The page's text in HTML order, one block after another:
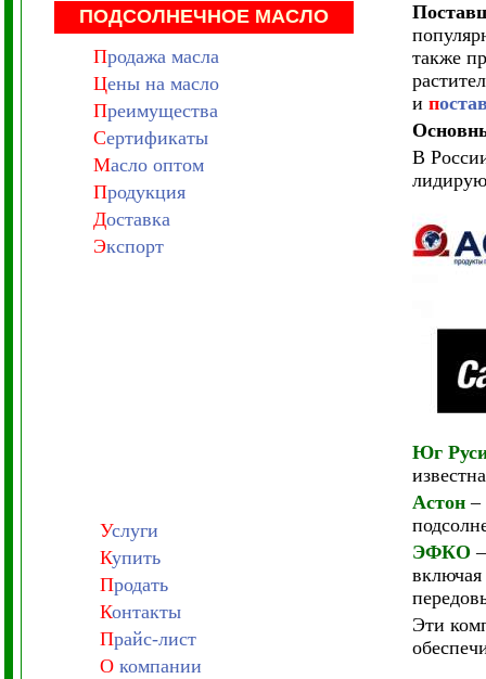
ПОДСОЛНЕЧНОЕ МАСЛО
Продажа масла
Цены на масло
Преимущества
Сертификаты
Масло оптом
Продукция
Доставка
Экспорт
Услуги
Купить
Продать
Контакты
Прайс-лист
Окомпании
также
и п
В
Юг
Астон –
ЭФКО
Эти